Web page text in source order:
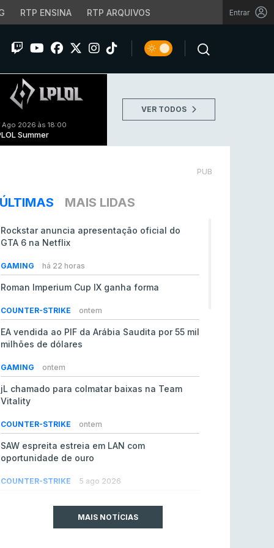
RTP ENSINA RTP ARQUIVOS Entrar
Ago 2026 às 18:00
Summer
VER TODOS
PUB
ÚLTIMAS MAIS LIDAS
Rockstar anuncia apresentação oficial do
GTA 6 na Netflix
GAMING há 22 horas
Roman Imperium Cup IX ganha forma
COUNTER-STRIKE ontem
EA vendida ao PIF da Arábia Saudita por 55 mil
milhões de dólares
GAMING ontem
jL chamado para colmatar baixas na Team
Vitality
COUNTER-STRIKE ontem
SAW espreita estreia em LAN com
oportunidade de ouro
COUNTER-STRIKE 5 ago 2026
do Counter-Strike 2MAIS NOTÍCIAS